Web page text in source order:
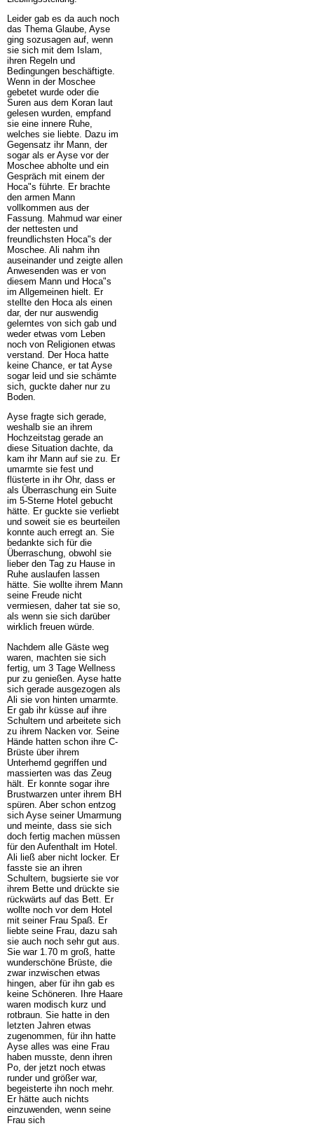
Leider gab es da auch noch
das Thema Glaube, Ayse
ging sozusagen auf, wenn
sie sich mit dem Islam,
ihren Regeln und
Bedingungen beschäftigte.
Wenn in der Moschee
gebetet wurde oder die
Suren aus dem Koran laut
gelesen wurden, empfand
sie eine innere Ruhe,
welches sie liebte. Dazu im
Gegensatz ihr Mann, der
sogar als er Ayse vor der
Moschee abholte und ein
Gespräch mit einem der
Hoca"s führte. Er brachte
den armen Mann
vollkommen aus der
Fassung. Mahmud war einer
der nettesten und
freundlichsten Hoca"s der
Moschee. Ali nahm ihn
auseinander und zeigte allen
Anwesenden was er von
diesem Mann und Hoca"s
im Allgemeinen hielt. Er
stellte den Hoca als einen
dar, der nur auswendig
gelerntes von sich gab und
weder etwas vom Leben
noch von Religionen etwas
verstand. Der Hoca hatte
keine Chance, er tat Ayse
sogar leid und sie schämte
sich, guckte daher nur zu
Boden.
Ayse fragte sich gerade,
weshalb sie an ihrem
Hochzeitstag gerade an
diese Situation dachte, da
kam ihr Mann auf sie zu. Er
umarmte sie fest und
flüsterte in ihr Ohr, dass er
als Überraschung ein Suite
im 5-Sterne Hotel gebucht
hätte. Er guckte sie verliebt
und soweit sie es beurteilen
konnte auch erregt an. Sie
bedankte sich für die
Überraschung, obwohl sie
lieber den Tag zu Hause in
Ruhe auslaufen lassen
hätte. Sie wollte ihrem Mann
seine Freude nicht
vermiesen, daher tat sie so,
als wenn sie sich darüber
wirklich freuen würde.
Nachdem alle Gäste weg
waren, machten sie sich
fertig, um 3 Tage Wellness
pur zu genießen. Ayse hatte
sich gerade ausgezogen als
Ali sie von hinten umarmte.
Er gab ihr küsse auf ihre
Schultern und arbeitete sich
zu ihrem Nacken vor. Seine
Hände hatten schon ihre C-
Brüste über ihrem
Unterhemd gegriffen und
massierten was das Zeug
hält. Er konnte sogar ihre
Brustwarzen unter ihrem BH
spüren. Aber schon entzog
sich Ayse seiner Umarmung
und meinte, dass sie sich
doch fertig machen müssen
für den Aufenthalt im Hotel.
Ali ließ aber nicht locker. Er
fasste sie an ihren
Schultern, bugsierte sie vor
ihrem Bette und drückte sie
rückwärts auf das Bett. Er
wollte noch vor dem Hotel
mit seiner Frau Spaß. Er
liebte seine Frau, dazu sah
sie auch noch sehr gut aus.
Sie war 1.70 m groß, hatte
wunderschöne Brüste, die
zwar inzwischen etwas
hingen, aber für ihn gab es
keine Schöneren. Ihre Haare
waren modisch kurz und
rotbraun. Sie hatte in den
letzten Jahren etwas
zugenommen, für ihn hatte
Ayse alles was eine Frau
haben musste, denn ihren
Po, der jetzt noch etwas
runder und größer war,
begeisterte ihn noch mehr.
Er hätte auch nichts
einzuwenden, wenn seine
Frau sich